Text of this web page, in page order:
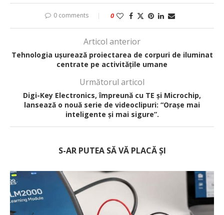
0 comments 0
Articol anterior
Tehnologia ușurează proiectarea de corpuri de iluminat
centrate pe activitățile umane
Următorul articol
Digi-Key Electronics, împreună cu TE și Microchip,
lansează o nouă serie de videoclipuri: “Orașe mai
inteligente și mai sigure”.
S-AR PUTEA SĂ VĂ PLACĂ ȘI